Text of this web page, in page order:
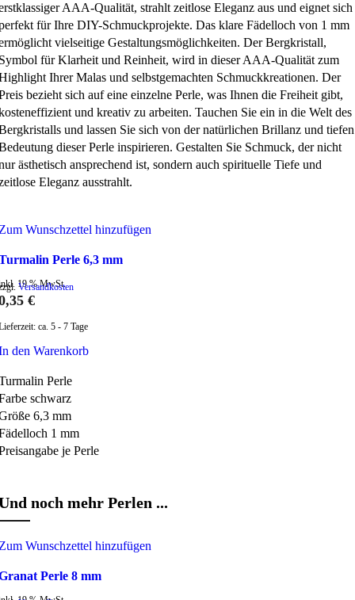
AAA-Qualität, strahlt zeitlose Eleganz aus und eignet sich
für Ihre DIY-Schmuckprojekte. Das klare Fädelloch von 1 mm
vielseitige Gestaltungsmöglichkeiten. Der Bergkristall,
für Klarheit und Reinheit, wird in dieser AAA-Qualität zum
Ihrer Malas und selbstgemachten Schmuckkreationen. Der
bezieht sich auf eine einzelne Perle, was Ihnen die Freiheit gibt,
und kreativ zu arbeiten. Tauchen Sie ein in die Welt des
und lassen Sie sich von der natürlichen Brillanz und tiefen
dieser Perle inspirieren. Gestalten Sie Schmuck, der nicht
ästhetisch ansprechend ist, sondern auch spirituelle Tiefe und
Eleganz ausstrahlt.
Wunschzettel hinzufügen
Perle 6,3 mm
19 % MwSt.
Versandkosten
€
ca. 5 - 7 Tage
den Warenkorb
Perle
schwarz
6,3 mm
1 mm
je Perle
noch mehr Perlen ...
Wunschzettel hinzufügen
Perle 8 mm